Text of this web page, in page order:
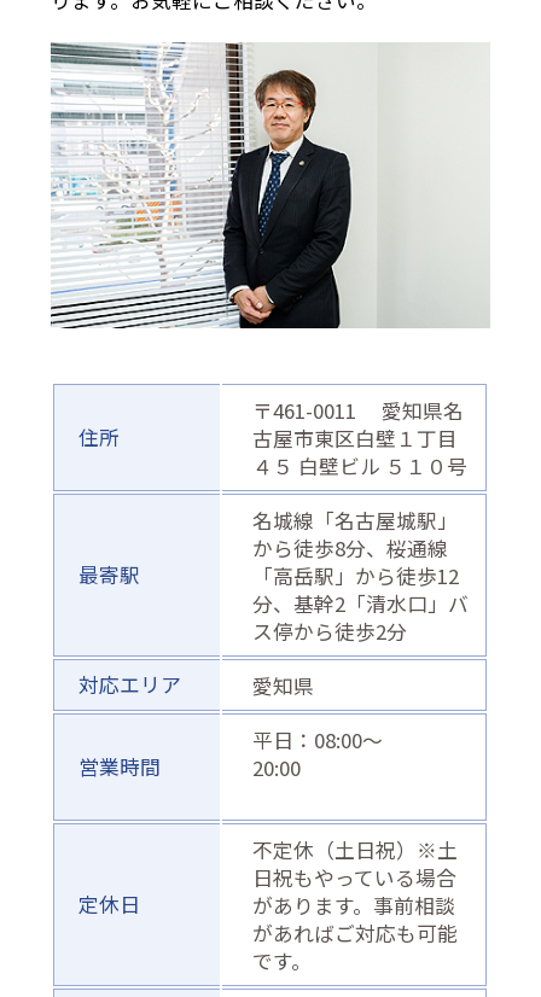
住所
〒461-0011 愛知県名
古屋市東区白壁１丁目
４５ 白壁ビル ５１０号
最寄駅
名城線「名古屋城駅」
から徒歩8分、桜通線
「高岳駅」から徒歩12
分、基幹2「清水口」バ
ス停から徒歩2分
対応エリア
愛知県
営業時間
平日：08:00〜
20:00
定休日
不定休（土日祝）※土
日祝もやっている場合
があります。事前相談
があればご対応も可能
です。